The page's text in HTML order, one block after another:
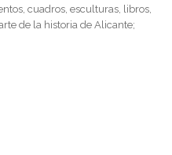
cuadros, esculturas, libros,
de la historia de Alicante;